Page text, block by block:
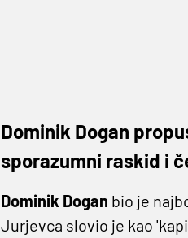
Dominik Dogan
sporazumni raskid i
Dominik Dogan bio je
Jurjevca slovio je kao